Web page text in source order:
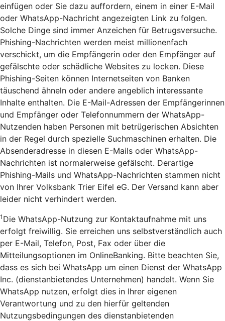
einfügen oder Sie dazu auffordern, einem in einer E-Mail
oder WhatsApp-Nachricht angezeigten Link zu folgen.
Solche Dinge sind immer Anzeichen für Betrugsversuche.
Phishing-Nachrichten werden meist millionenfach
verschickt, um die Empfängerin oder den Empfänger auf
gefälschte oder schädliche Websites zu locken. Diese
Phishing-Seiten können Internetseiten von Banken
täuschend ähneln oder andere angeblich interessante
Inhalte enthalten. Die E-Mail-Adressen der Empfängerinnen
und Empfänger oder Telefonnummern der WhatsApp-
Nutzenden haben Personen mit betrügerischen Absichten
in der Regel durch spezielle Suchmaschinen erhalten. Die
Absenderadresse in diesen E-Mails oder WhatsApp-
Nachrichten ist normalerweise gefälscht. Derartige
Phishing-Mails und WhatsApp-Nachrichten stammen nicht
von Ihrer Volksbank Trier Eifel eG. Der Versand kann aber
leider nicht verhindert werden.
1 Die WhatsApp-Nutzung zur Kontaktaufnahme mit uns
erfolgt freiwillig. Sie erreichen uns selbstverständlich auch
per E-Mail, Telefon, Post, Fax oder über die
Mitteilungsoptionen im OnlineBanking. Bitte beachten Sie,
dass es sich bei WhatsApp um einen Dienst der WhatsApp
Inc. (dienstanbietendes Unternehmen) handelt. Wenn Sie
WhatsApp nutzen, erfolgt dies in Ihrer eigenen
Verantwortung und zu den hierfür geltenden
Nutzungsbedingungen des dienstanbietenden